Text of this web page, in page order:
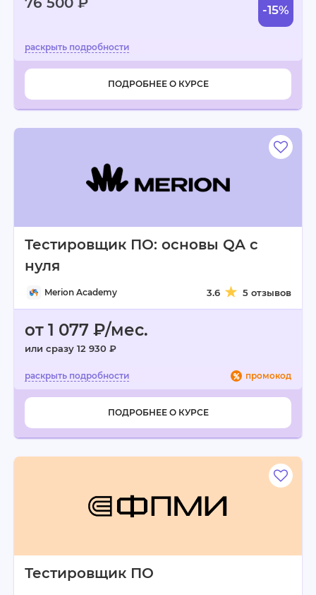
-15%
ПОДРОБНЕЕ О КУРСЕ
Тестировщик ПО: основы QA с
нуля
Merion Academy 3.6 5 отзывов
от 1 077 ₽/мес.
или сразу 12 930 ₽
промокод
ПОДРОБНЕЕ О КУРСЕ
Тестировщик ПО